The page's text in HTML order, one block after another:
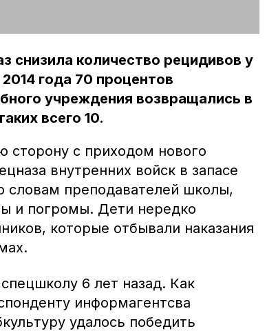
снизила количество рецидивов у
года 70 процентов
учреждения возвращались в
всего 10.
сторону с приходом нового
внутренних войск в запасе
словам преподавателей школы,
и погромы. Дети нередко
которые отбывали наказания
6 лет назад. Как
информагентсва
удалось победить